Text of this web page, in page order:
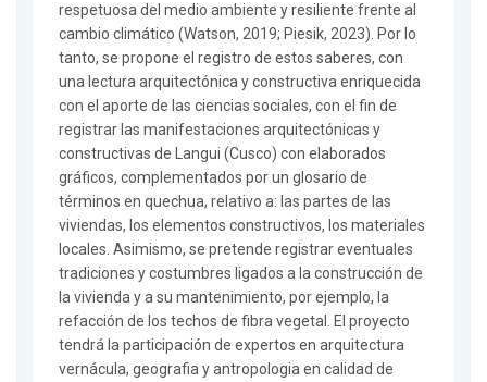
respetuosa del medio ambiente y resiliente frente al
cambio climático (Watson, 2019; Piesik, 2023). Por lo
tanto, se propone el registro de estos saberes, con
una lectura arquitectónica y constructiva enriquecida
con el aporte de las ciencias sociales, con el fin de
registrar las manifestaciones arquitectónicas y
constructivas de Langui (Cusco) con elaborados
gráficos, complementados por un glosario de
términos en quechua, relativo a: las partes de las
viviendas, los elementos constructivos, los materiales
locales. Asimismo, se pretende registrar eventuales
tradiciones y costumbres ligados a la construcción de
la vivienda y a su mantenimiento, por ejemplo, la
refacción de los techos de fibra vegetal. El proyecto
tendrá la participación de expertos en arquitectura
vernácula, geografia y antropologia en calidad de